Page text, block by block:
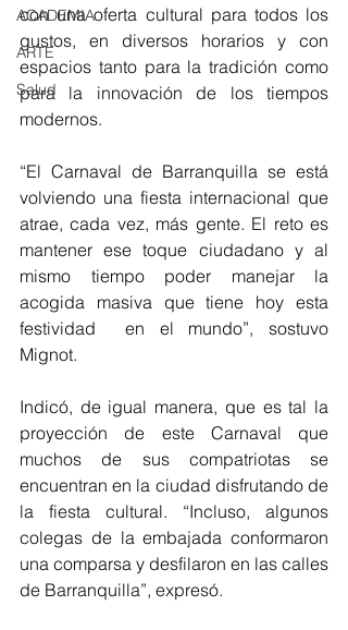
ACADEMIA
ARTE
Salud
con una oferta cultural para todos los
gustos, en diversos horarios y con
espacios tanto para la tradición como
para la innovación de los tiempos
modernos.
“El Carnaval de Barranquilla se está
volviendo una fiesta internacional que
atrae, cada vez, más gente. El reto es
mantener ese toque ciudadano y al
mismo tiempo poder manejar la
acogida masiva que tiene hoy esta
festividad  en el mundo”, sostuvo
Mignot.
Indicó, de igual manera, que es tal la
proyección de este Carnaval que
muchos de sus compatriotas se
encuentran en la ciudad disfrutando de
la fiesta cultural. “Incluso, algunos
colegas de la embajada conformaron
una comparsa y desfilaron en las calles
de Barranquilla”, expresó.